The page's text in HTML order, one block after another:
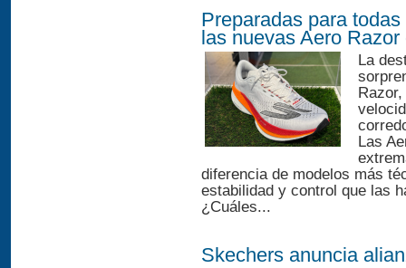
Preparadas para
las nuevas Aero
La
Las
diferencia de modelos más
estabilidad y control que las
¿Cuáles...
Skechers anuncia